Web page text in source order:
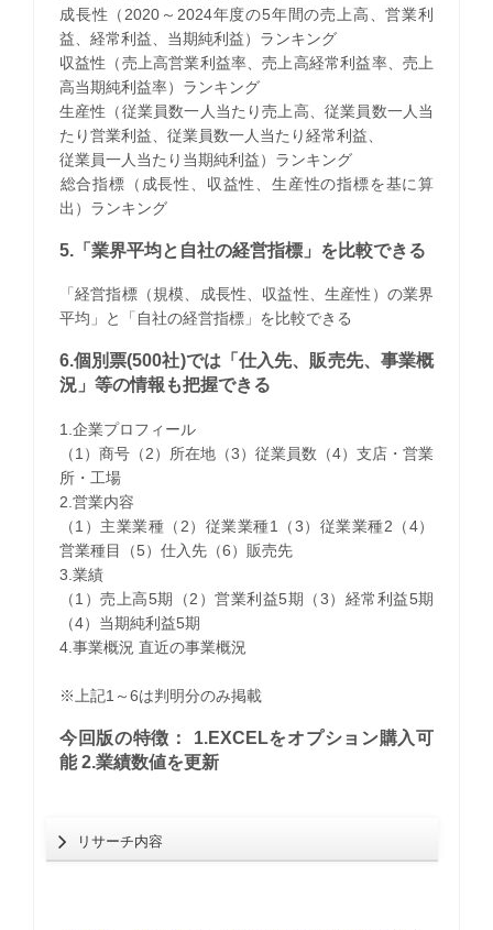
成長性（2020～2024年度の5年間の売上高、営業利
益、経常利益、当期純利益）ランキング
収益性（売上高営業利益率、売上高経常利益率、売上
高当期純利益率）ランキング
生産性（従業員数一人当たり売上高、従業員数一人当
たり営業利益、従業員数一人当たり経常利益、
従業員一人当たり当期純利益）ランキング
​総合指標（成長性、収益性、生産性の指標を基に算
出）ランキング
5.「業界平均と自社の経営指標」を比較できる
「経営指標（規模、成長性、収益性、生産性）の業界
平均」と「自社の経営指標」を比較できる
6.個別票(500社)では「仕入先、販売先、事業概
況」等の情報も把握できる
1.企業プロフィール
（1）商号（2）所在地（3）従業員数（4）支店・営業
所・工場
2.営業内容
（1）主業業種（2）従業業種1（3）従業業種2（4）
営業種目（5）仕入先（6）販売先
3.業績
（1）売上高5期（2）営業利益5期（3）経常利益5期
（4）当期純利益5期
4.事業概況 直近の事業概況
※上記1～6は判明分のみ掲載
今回版の特徴： 1.EXCELをオプション購入可
能 2.業績数値を更新
リサーチ内容